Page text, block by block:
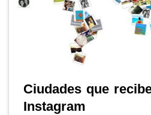
Ciudades que
Instagram